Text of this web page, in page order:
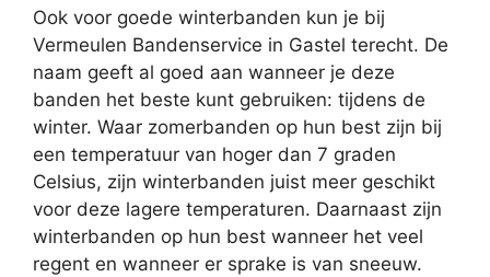
Ook voor goede winterbanden kun je bij
Vermeulen Bandenservice in Gastel terecht. De
naam geeft al goed aan wanneer je deze
banden het beste kunt gebruiken: tijdens de
winter. Waar zomerbanden op hun best zijn bij
een temperatuur van hoger dan 7 graden
Celsius, zijn winterbanden juist meer geschikt
voor deze lagere temperaturen. Daarnaast zijn
winterbanden op hun best wanneer het veel
regent en wanneer er sprake is van sneeuw.